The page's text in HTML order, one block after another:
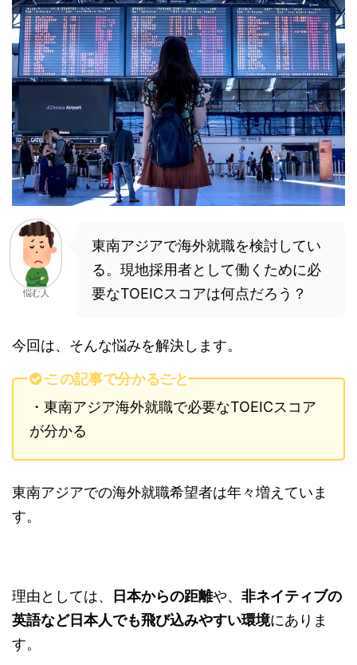
悩む人
東南アジアで海外就職を検討してい
る。現地採用者として働くために必
要なTOEICスコアは何点だろう？
今回は、そんな悩みを解決します。
この記事で分かること
・東南アジア海外就職で必要なTOEICスコア
が分かる
東南アジアでの海外就職希望者は年々増えていま
す。
理由としては、 日本からの距離や、 非ネイティブの
英語など日本人でも飛び込みやすい環境にありま
す。